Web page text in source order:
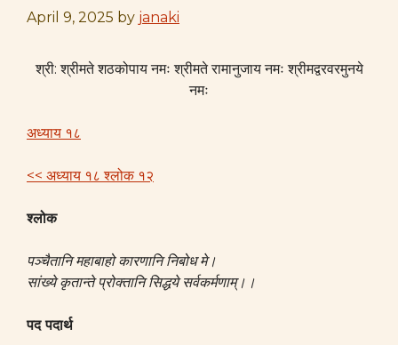
April 9, 2025 by janaki
श्री: श्रीमते शठकोपाय नमः श्रीमते रामानुजाय नमः श्रीमद्वरवरमुनये
नमः
अध्याय १८
<< अध्याय १८ श्लोक १२
श्लोक
पञ्चैतानि महाबाहो कारणानि निबोध मे।
सांख्ये कृतान्ते प्रोक्तानि सिद्धये सर्वकर्मणाम्।।
पद पदार्थ